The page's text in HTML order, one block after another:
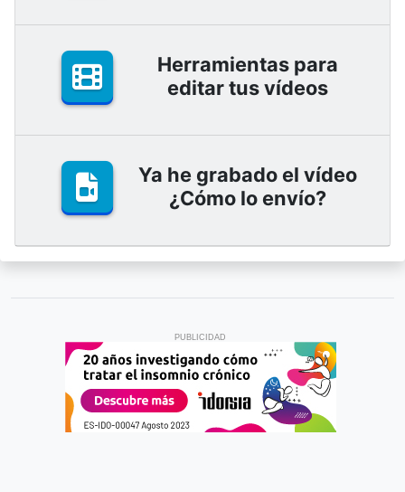
Herramientas para
editar tus vídeos
Ya he grabado el vídeo
¿Cómo lo envío?
PUBLICIDAD